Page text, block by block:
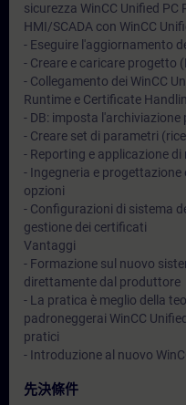
sicurezza WinCC Unified
HMI/SCADA con WinCC
- Eseguire l'aggiornamento
- Creare e caricare progetto
- Collegamento dei WinCC
Runtime e Certificate
- DB: imposta
- Creare set di parametri
- Reporting e applicazione di
- Ingegneria e
opzioni
- Configurazioni di sistema
gestione dei certificati
Vantaggi
- Formazione sul nuovo
direttamente dal produttore
- La pratica è meglio della
padroneggerai WinCC
pratici
- Introduzione al nuovo
先決條件